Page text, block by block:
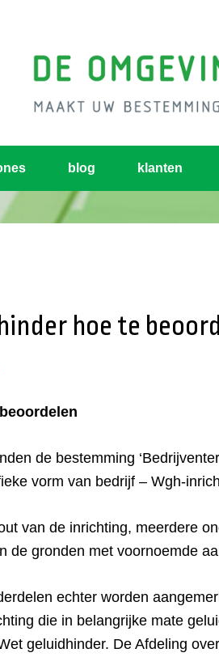
blog klanten
hoe te
de bestemming
vorm van bedrijf – Wgh-
van de inrichting, meerdere
de gronden met voornoemde
echter worden
die in belangrijke mate
geluidhinder. De Afdeling